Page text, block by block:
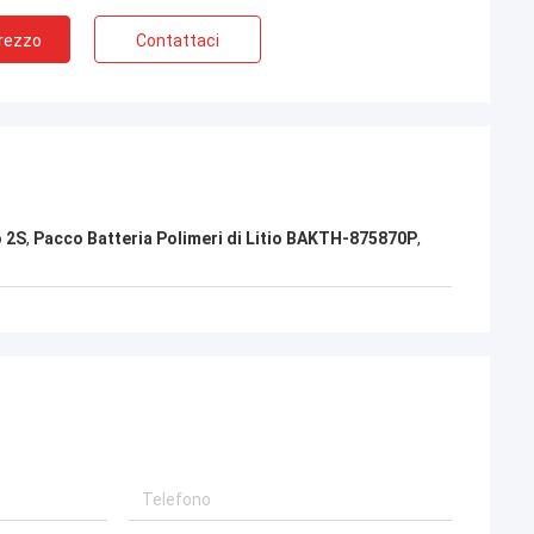
Contattaci
2S, Pacco Batteria Polimeri di Litio BAKTH-875870P,